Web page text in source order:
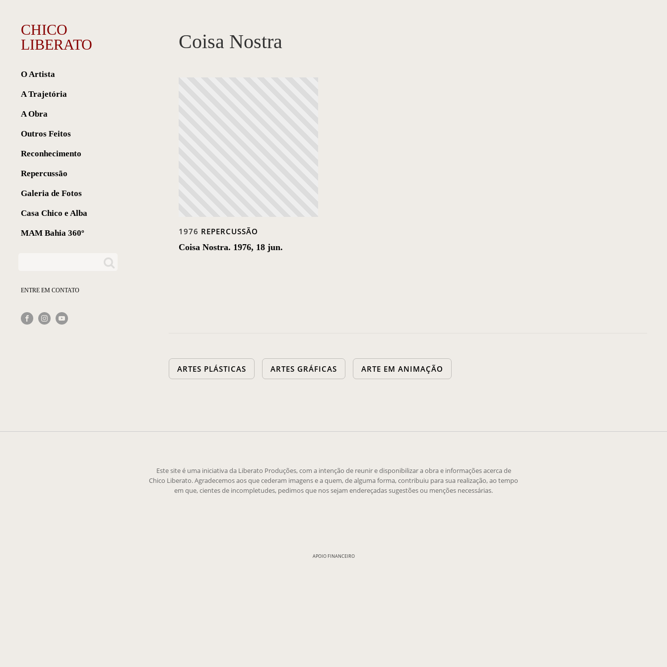
CHICO
LIBERATO
O Artista
A Trajetória
A Obra
Outros Feitos
Reconhecimento
Repercussão
Galeria de Fotos
Casa Chico e Alba
MAM Bahia 360º
ENTRE EM CONTATO
Coisa Nostra
1976 REPERCUSSÃO
Coisa Nostra. 1976, 18 jun.
ARTES PLÁSTICAS ARTES GRÁFICAS ARTE EM ANIMAÇÃO
Este site é uma iniciativa da Liberato Produções, com a intenção de reunir e disponibilizar a obra e informações acerca de
Chico Liberato. Agradecemos aos que cederam imagens e a quem, de alguma forma, contribuiu para sua realização, ao tempo
em que, cientes de incompletudes, pedimos que nos sejam endereçadas sugestões ou menções necessárias.
APOIO FINANCEIRO